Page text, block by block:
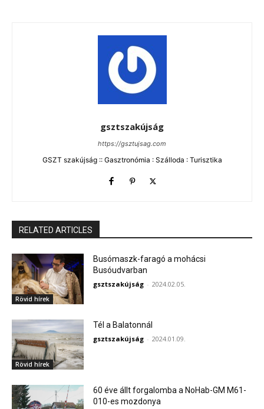
gsztszakújság
https://gsztujsag.com
GSZT szakújság :: Gasztronómia : Szálloda : Turisztika
RELATED ARTICLES
Rövid hírek
Busómaszk-faragó a mohácsi
Busóudvarban
gsztszakújság - 2024.02.05.
Rövid hírek
Tél a Balatonnál
gsztszakújság - 2024.01.09.
60 éve állt forgalomba a NoHab-GM M61-
010-es mozdonya